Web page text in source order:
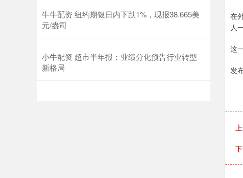
在
人
这
发
牛牛配资 纽约期银日内下跌1%，现报38.665美
元/盎司
小牛配资 超市半年报：业绩分化预告行业转型
新格局